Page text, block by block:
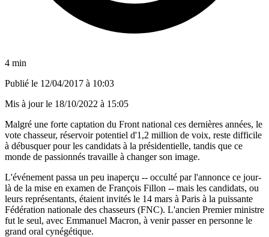
4 min
Publié le 12/04/2017 à 10:03
Mis à jour le 18/10/2022 à 15:05
Malgré une forte captation du Front national ces dernières années, le
vote chasseur, réservoir potentiel d'1,2 million de voix, reste difficile
à débusquer pour les candidats à la présidentielle, tandis que ce
monde de passionnés travaille à changer son image.
L'événement passa un peu inaperçu -- occulté par l'annonce ce jour-
là de la mise en examen de François Fillon -- mais les candidats, ou
leurs représentants, étaient invités le 14 mars à Paris à la puissante
Fédération nationale des chasseurs (FNC). L'ancien Premier ministre
fut le seul, avec Emmanuel Macron, à venir passer en personne le
grand oral cynégétique.